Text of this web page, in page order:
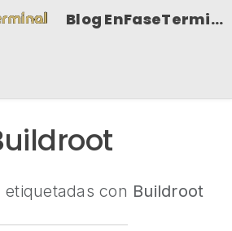
Blog EnFaseTerminal
etiquetadas con Buildroot